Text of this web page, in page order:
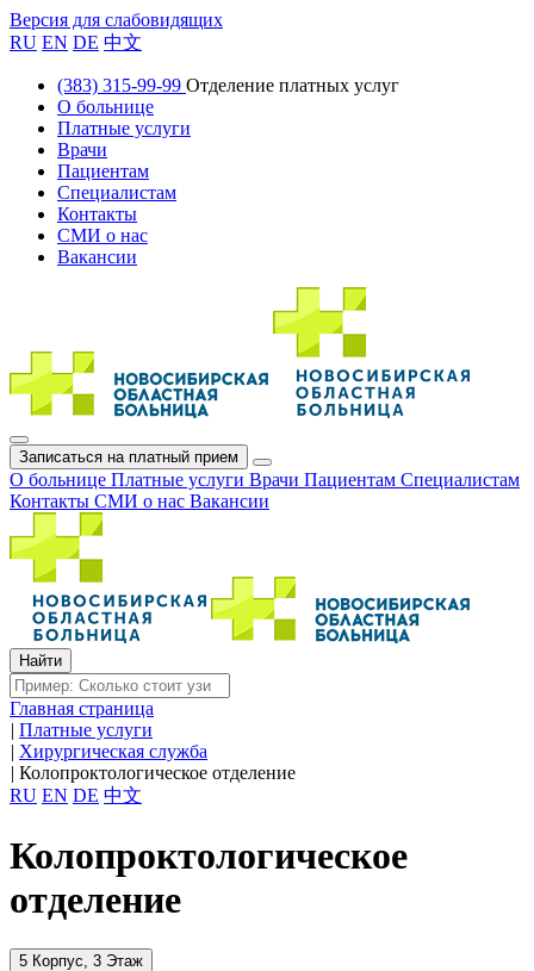
Версия для слабовидящих
RU EN DE 中文
(383) 315-99-99 Отделение платных услуг
О больнице
Платные услуги
Врачи
Пациентам
Специалистам
Контакты
СМИ о нас
Вакансии
Записаться на платный прием
О больнице Платные услуги Врачи Пациентам Специалистам
Контакты СМИ о нас Вакансии
Главная страница
| Платные услуги
| Хирургическая служба
| Колопроктологическое отделение
RU EN DE 中文
Колопроктологическое
отделение
5 Корпус, 3 Этаж